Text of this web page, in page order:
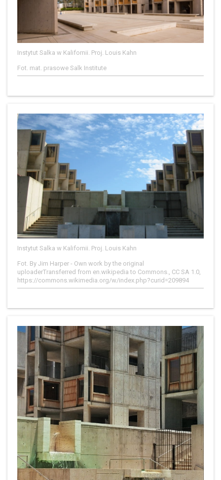
Instytut Salka w Kalifornii. Proj. Louis Kahn
Fot. mat. prasowe Salk Institute
Instytut Salka w Kalifornii. Proj. Louis Kahn
Fot. By Jim Harper - Own work by the original
uploaderTransferred from en.wikipedia to Commons., CC SA 1.0,
https://commons.wikimedia.org/w/index.php?curid=209894